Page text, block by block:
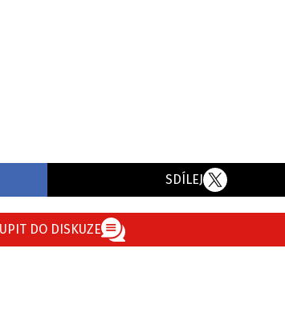
SDÍLEJ
DO DISKUZE